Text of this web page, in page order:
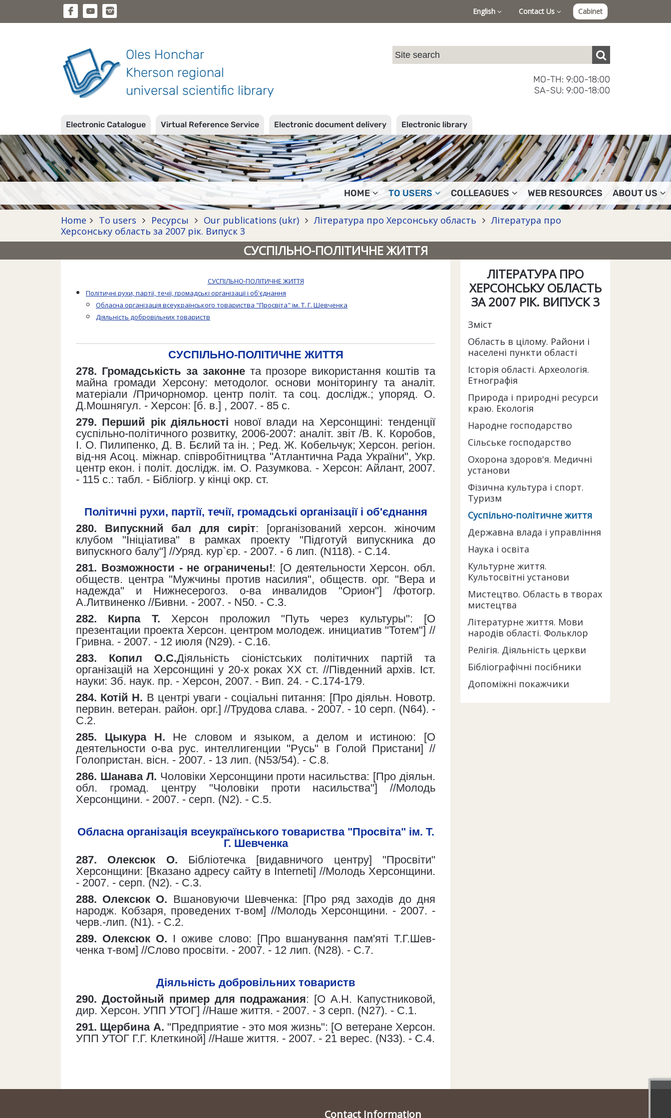
English Contact Us Cabinet
Oles Honchar
Kherson regional
universal scientific library
MO-TH: 9:00-18:00
SA-SU: 9:00-18:00
Electronic Catalogue Virtual Reference Service Electronic document delivery Electronic library
HOME TO USERS COLLEAGUES WEB RESOURCES ABOUT US
Home To users Ресурсы Our publications (ukr) Література про Херсонську область
Література про
Херсонську область за 2007 рік. Випуск 3
СУСПІЛЬНО-ПОЛІТИЧНЕ ЖИТТЯ
СУСПІЛЬНО-ПОЛІТИЧНЕ ЖИТТЯ
Політичні рухи, партії, течії, громадські організації і об'єднання
Обласна організація всеукраїнського товариства "Просвіта" ім. Т. Г. Шевченка
Діяльність добровільних товариств
СУСПІЛЬНО-ПОЛІТИЧНЕ ЖИТТЯ
278. Громадськість за законнета прозоре використання коштів та
майна громади Херсону: методолог. основи моніторингу та аналіт.
матеріали /Причорномор. центр політ. та соц. дослідж.; упоряд. О.
Д.Мошнягул. - Херсон: [б. в.] , 2007. - 85 с.
279. Перший рік діяльності нової влади на Херсонщині: тенденції
суспільно-політичного розвитку, 2006-2007: аналіт. звіт /В. К. Коробов,
І. О. Пилипенко, Д. В. Бєлий та ін. ; Ред. Ж. Кобельчук; Херсон. регіон.
від-ня Асоц. міжнар. співробітництва "Атлантична Рада України", Укр.
центр екон. і політ. дослідж. ім. О. Разумкова. - Херсон: Айлант, 2007.
- 115 с.: табл. - Бібліогр. у кінці окр. ст.
Політичні рухи, партії, течії, громадські організації і об'єднання
280. Випускний бал для
сиріт: [організований херсон. жіночим
клубом "Ініціатива" в рамках проекту "Підготуй випускника до
випускного балу"] //Уряд. кур`єр. - 2007. - 6 лип. (N118). - С.14.
281. Возможности - не ограничены!: [О деятельности Херсон. обл.
обществ. центра "Мужчины против насилия", обществ. орг. "Вера и
надежда" и Нижнесерогоз. о-ва инвалидов "Орион"] /фотогр.
А.Литвиненко //Бивни. - 2007. - N50. - С.3.
282. Кирпа Т. Херсон проложил "Путь через культуры": [О
презентации проекта Херсон. центром молодеж. инициатив "Тотем"] //
Гривна. - 2007. - 12 июля (N29). - С.16.
283. Копил О.С.Діяльність сіоністських політичних партій та
організацій на Херсонщині у 20-х роках XX ст. //Південний архів. Іст.
науки: Зб. наук. пр. - Херсон, 2007. - Вип. 24. - С.174-179.
284. Котій Н. В центрі уваги - соціальні питання: [Про діяльн. Новотр.
первин. ветеран. район. орг.] //Трудова слава. - 2007. - 10 серп. (N64). -
С.2.
285. Цыкура Н. Не словом и языком, а делом и истиною: [О
деятельности о-ва рус. интеллигенции "Русь" в Голой Пристани] //
Голопристан. вісн. - 2007. - 13 лип. (N53/54). - С.8.
286. Шанава Л. Чоловіки Херсонщини проти насильства: [Про діяльн.
обл. громад. центру "Чоловіки проти насильства"] //Молодь
Херсонщини. - 2007. - серп. (N2). - С.5.
Обласна організація всеукраїнського товариства "Просвіта" ім. Т.
Г. Шевченка
287. Олексюк О. Бібліотечка [видавничого центру] "Просвіти"
Херсонщини: [Вказано адресу сайту в Interneti] //Молодь Херсонщини.
- 2007. - серп. (N2). - С.3.
288. Олексюк О. Вшановуючи Шевченка: [Про ряд заходів до дня
народж. Кобзаря, проведених т-вом] //Молодь Херсонщини. - 2007. -
черв.-лип. (N1). - С.2.
289. Олексюк О. І оживе слово: [Про вшанування пам'яті Т.Г.Шев-
ченка т-вом] //Слово просвіти. - 2007. - 12 лип. (N28). - С.7.
Діяльність добровільних товариств
290. Достойный пример для подражания: [О А.Н. Капустниковой,
дир. Херсон. УПП УТОГ] //Наше життя. - 2007. - 3 серп. (N27). - С.1.
291. Щербина А. "Предприятие - это моя жизнь": [О ветеране Херсон.
УПП УТОГ Г.Г. Клеткиной] //Наше життя. - 2007. - 21 верес. (N33). - С.4.
ЛІТЕРАТУРА ПРО
ХЕРСОНСЬКУ ОБЛАСТЬ
ЗА 2007 РІК. ВИПУСК 3
Зміст
Область в цілому. Райони і
населені пункти області
Історія області. Археологія.
Етнографія
Природа і природні ресурси
краю. Екологія
Народне господарство
Сільське господарство
Охорона здоров'я. Медичні
установи
Фізична культура і спорт.
Туризм
Суспільно-політичне життя
Державна влада і управління
Наука і освіта
Культурне життя.
Культосвітні установи
Мистецтво. Область в творах
мистецтва
Літературне життя. Мови
народів області. Фольклор
Релігія. Діяльність церкви
Бібліографічні посібники
Допоміжні покажчики
Contact Information